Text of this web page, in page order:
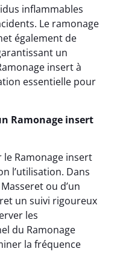
inflammables
Le ramonage
également de
un
insert à
essentielle pour
Ramonage insert
le Ramonage insert
l’utilisation. Dans
ou d’un
un suivi rigoureux
les
du Ramonage
la fréquence